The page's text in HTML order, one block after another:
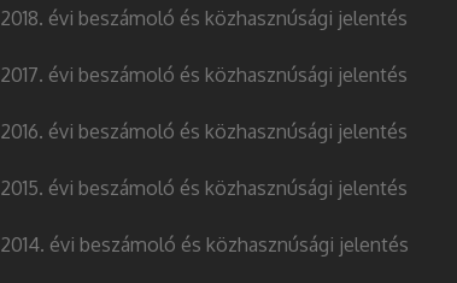
2018. évi beszámoló és közhasznúsági jelentés
2017. évi beszámoló és közhasznúsági jelentés
2016. évi beszámoló és közhasznúsági jelentés
2015. évi beszámoló és közhasznúsági jelentés
2014. évi beszámoló és közhasznúsági jelentés